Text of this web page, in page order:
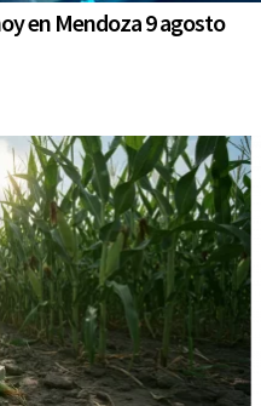
en Mendoza 9 agosto